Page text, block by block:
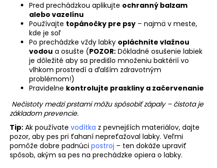
Pred prechádzkou aplikujte ochranný balzam
alebo vazelínu
Používajte topánočky pre psy – najmä v meste,
kde je soľ
Po prechádzke vždy labky opláchnite vlažnou
vodou a osušte (POZOR: Dôkladné osušenie labiek
je dôležité aby sa predišlo množeniu baktérií vo
vlhkom prostredí a ďalším zdravotným
problémom!)
Pravidelne kontrolujte praskliny a začervenanie
Nečistoty medzi prstami môžu spôsobiť zápaly – čistota je
základom prevencie.
Tip: Ak používate vodítka z pevnejších materiálov, dajte
pozor, aby pes pri ťahaní nepreťažoval labky. Veľmi
pomôže dobre padnúci postroj – ten dokáže upraviť
spôsob, akým sa pes na prechádzke opiera o labky.